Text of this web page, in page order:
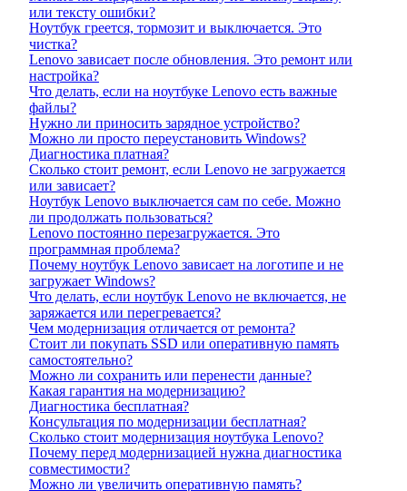
или тексту ошибки?
Ноутбук греется, тормозит и выключается. Это
чистка?
Lenovo зависает после обновления. Это ремонт или
настройка?
Что делать, если на ноутбуке Lenovo есть важные
файлы?
Нужно ли приносить зарядное устройство?
Можно ли просто переустановить Windows?
Диагностика платная?
Сколько стоит ремонт, если Lenovo не загружается
или зависает?
Ноутбук Lenovo выключается сам по себе. Можно
ли продолжать пользоваться?
Lenovo постоянно перезагружается. Это
программная проблема?
Почему ноутбук Lenovo зависает на логотипе и не
загружает Windows?
Что делать, если ноутбук Lenovo не включается, не
заряжается или перегревается?
Чем модернизация отличается от ремонта?
Стоит ли покупать SSD или оперативную память
самостоятельно?
Можно ли сохранить или перенести данные?
Какая гарантия на модернизацию?
Диагностика бесплатная?
Консультация по модернизации бесплатная?
Сколько стоит модернизация ноутбука Lenovo?
Почему перед модернизацией нужна диагностика
совместимости?
Можно ли увеличить оперативную память?